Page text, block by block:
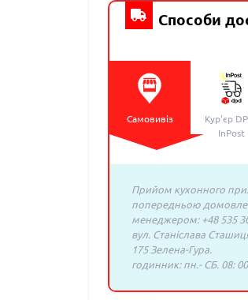
Способи
Самовивіз
Кур'єр
InPost
Прийом кухонного
попередньою
менеджером: +48 535
вул. Станіслава
175 Зелена-Гура.
годинник: пн.- СБ. 08: